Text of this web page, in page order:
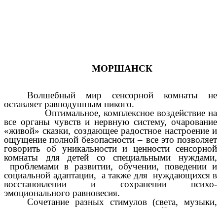
МОРШАНСК
Волшебный мир сенсорной комнаты не
оставляет равнодушным никого.
Оптимальное, комплексное воздействие на
все органы чувств и нервную систему, очарование
«живой» сказки, создающее радостное настроение и
ощущение полной безопасности – все это позволяет
говорить об уникальности и ценности сенсорной
комнаты для детей со специальными нуждами,
проблемами в развитии, обучении, поведении и
социальной адаптации, а также для нуждающихся в
восстановлении и сохранении психо-
эмоционального равновесия.
Сочетание разных стимулов (света, музыки,